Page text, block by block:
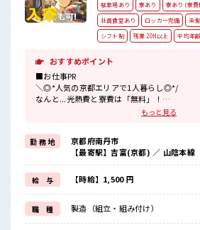
駐車場あり
寮あり 寮あり (寮費
社員食堂あり
ロッカー完備 染
シフト制
残業 20H以上 平均年
おすすめポイント
■お仕事PR
＼◎*人気の京都エリアで1人暮らし◎*/
なんと...光熱費と寮費は「無料」！
『家電を揃えるお金がナイ』
そんな方にオススメ↓↓
TV/冷蔵庫/洗濯機/エアコンなどは備え付け！
赴任時は現地までの移動交通費も規定支給！
＼◎*無期雇用派遣◎*/
◎当社と期間制限のない雇用契約を結んだ上で
派遣先で働けます◎
大手企業の技術を身につけてスキルUPを
もっと見る
勤 務 地
京都府南丹市
【最寄駅】吉富(京都) ／ 山陰本線
給 与 【時給】1,500 円
職 種 製造（組立・組み付け）